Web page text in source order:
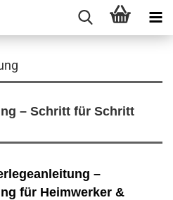
– Schritt für Schritt
–
für Heimwerker &